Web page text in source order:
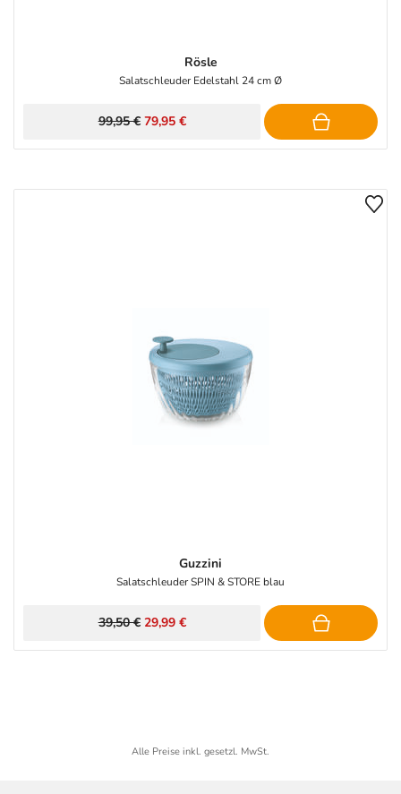
Rösle
Salatschleuder Edelstahl 24 cm Ø
99,95 € 79,95 €
Guzzini
Salatschleuder SPIN & STORE blau
39,50 € 29,99 €
Alle Preise inkl. gesetzl. MwSt.